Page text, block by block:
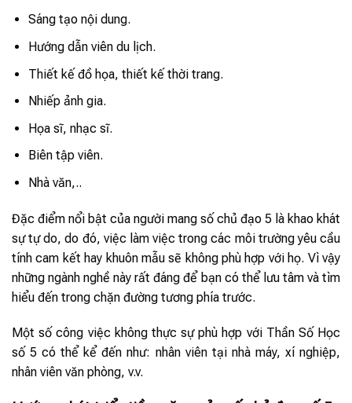
Sáng tạo nội dung.
Hướng dẫn viên du lịch.
Thiết kế đồ họa, thiết kế thời trang.
Nhiếp ảnh gia.
Họa sĩ, nhạc sĩ.
Biên tập viên.
Nhà văn,..
Đặc điểm nổi bật của người mang số chủ đạo 5 là khao khát
sự tự do, do đó, việc làm việc trong các môi trường yêu cầu
tính cam kết hay khuôn mẫu sẽ không phù hợp với họ. Vì vậy
những ngành nghề này rất đáng để bạn có thể lưu tâm và tìm
hiểu đến trong chặn đường tương phía trước.
Một số công việc không thực sự phù hợp với Thần Số Học
số 5 có thể kể đến như: nhân viên tại nhà máy, xí nghiệp,
nhân viên văn phòng, v.v.